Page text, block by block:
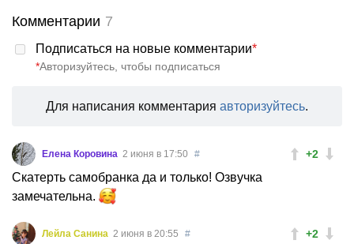
Комментарии 7
Подписаться на новые комментарии*
*Авторизуйтесь, чтобы подписаться
Для написания комментария авторизуйтесь.
+2
Елена Коровина 2 июня в 17:50 #
Скатерть самобранка да и только! Озвучка
замечательна.
+2
Лейла Санина 2 июня в 20:55 #